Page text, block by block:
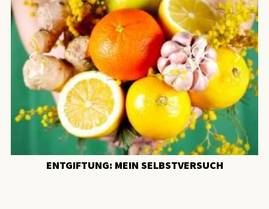
ENTGIFTUNG: MEIN SELBSTVERSUCH